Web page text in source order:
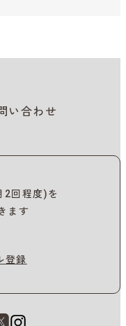
い合わせ
2回程度)を
ます
登録